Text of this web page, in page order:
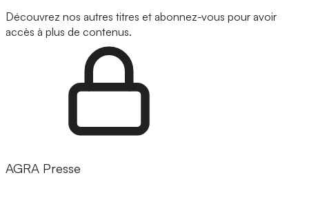
Découvrez nos autres titres et abonnez-vous pour avoir
accès à plus de contenus.
AGRA Presse